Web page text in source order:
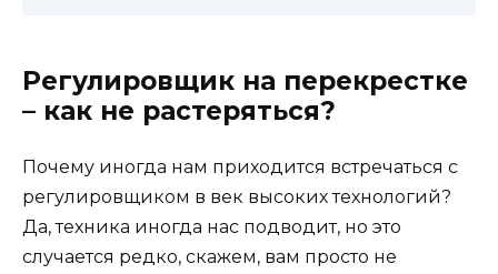
Регулировщик на перекрестке
– как не растеряться?
Почему иногда нам приходится встречаться с
регулировщиком в век высоких технологий?
Да, техника иногда нас подводит, но это
случается редко, скажем, вам просто не